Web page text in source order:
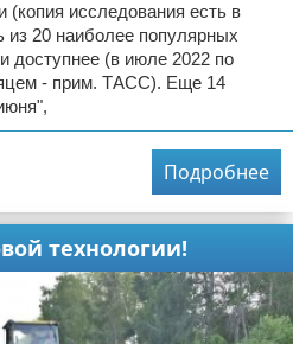
исследования есть в
20 наиболее популярных
доступнее (в июле 2022 по
- прим. ТАСС). Еще 14
Подробнее
технологии!